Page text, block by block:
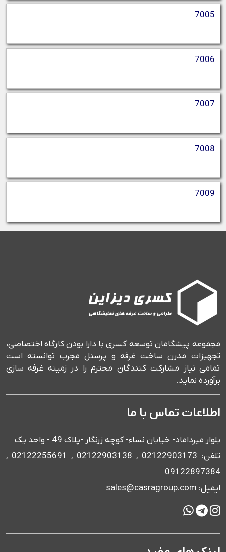
7005
7006
7007
7008
7009
مجموعه پیشگامان توسعه کسری با دارا بودن کارگاه اختصاصی،
تجهیزات مدرن ساخت غرفه و پرسنل مجرب توانسته است
تمامی نیاز مشارکت کنندگان محترم را در زمینه غرفه سازی
برآورده نماید.
اطلاعات تماس با ما
بلوار میرداماد- خیابان نساء- کوچه زرنگار -پلاک 49 - واحد یک
تلفن: 02122903173 , 02122903138 , 02122255691 ,
09122897384
ایمیل: sales@casragroup.com